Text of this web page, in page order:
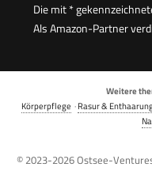
Die mit *
Als Amazon-Partner
Weitere
Körperpflege ·Rasur &
© 2023-2026Ostsee-